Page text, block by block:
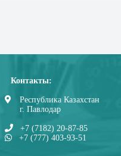
Контакты:
Республика Казахстан
г. Павлодар
+7 (7182) 20-87-85
+7 (777) 403-93-51